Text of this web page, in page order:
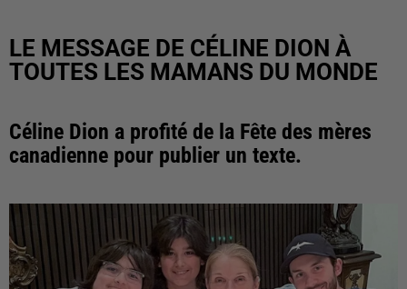
LE MESSAGE DE CÉLINE DION À
TOUTES LES MAMANS DU MONDE
Céline Dion a profité de la Fête des mères
canadienne pour publier un texte.